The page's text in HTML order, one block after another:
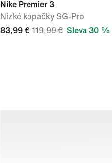
Nike Premier 3
Nízké kopačky SG-Pro
83,99 € 119,99 € Sleva 30 %